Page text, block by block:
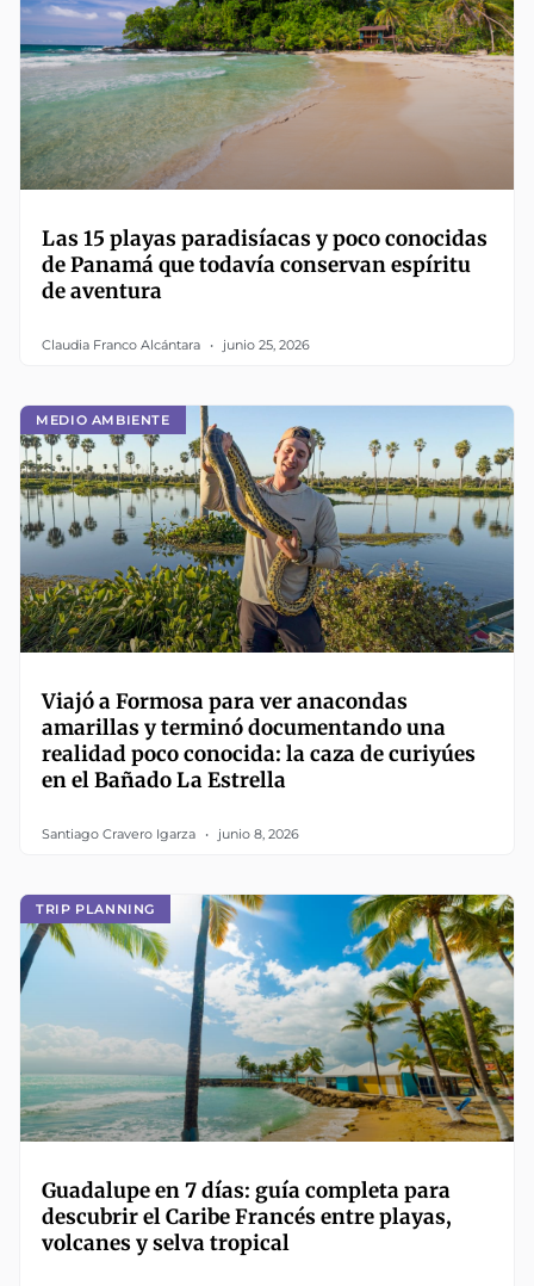
Las 15 playas paradisíacas y poco conocidas
de Panamá que todavía conservan espíritu
de aventura
Claudia Franco Alcántara junio 25, 2026
MEDIO AMBIENTE
Viajó a Formosa para ver anacondas
amarillas y terminó documentando una
realidad poco conocida: la caza de curiyúes
en el Bañado La Estrella
Santiago Cravero Igarza junio 8, 2026
TRIP PLANNING
Guadalupe en 7 días: guía completa para
descubrir el Caribe Francés entre playas,
volcanes y selva tropical